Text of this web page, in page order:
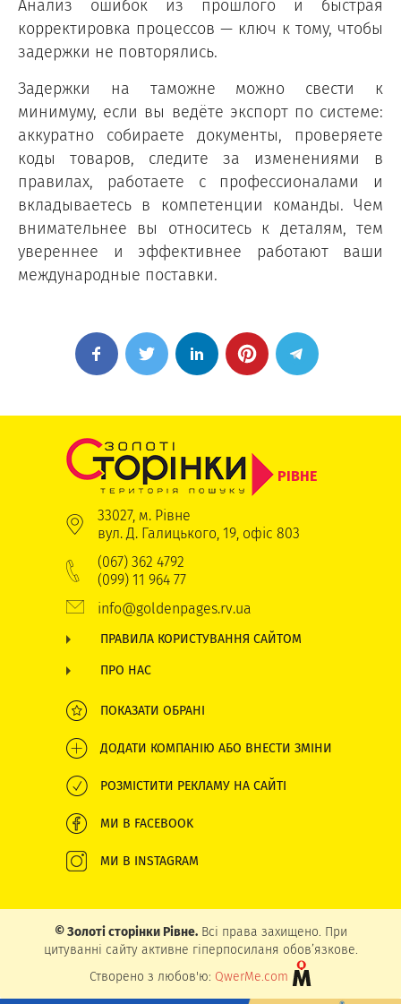
Анализ ошибок из прошлого и быстрая
корректировка процессов — ключ к тому, чтобы
задержки не повторялись.
Задержки на таможне можно свести к
минимуму, если вы ведёте экспорт по системе:
аккуратно собираете документы, проверяете
коды товаров, следите за изменениями в
правилах, работаете с профессионалами и
вкладываетесь в компетенции команды. Чем
внимательнее вы относитесь к деталям, тем
увереннее и эффективнее работают ваши
международные поставки.
РІВНЕ
33027, м. Рівне
вул. Д. Галицького, 19, офіс 803
(067) 362 4792
(099) 11 964 77
info@goldenpages.rv.ua
ПРАВИЛА КОРИСТУВАННЯ САЙТОМ
ПРО НАС
ПОКАЗАТИ ОБРАНІ
ДОДАТИ КОМПАНІЮ АБО ВНЕСТИ ЗМІНИ
РОЗМІСТИТИ РЕКЛАМУ НА САЙТІ
МИ В FACEBOOK
МИ В INSTAGRAM
© Золоті сторінки Рівне.Всі права захищено. При
цитуванні сайту активне гіперпосиланя обов’язкове.
Створено з любов'ю: QwerMe.com